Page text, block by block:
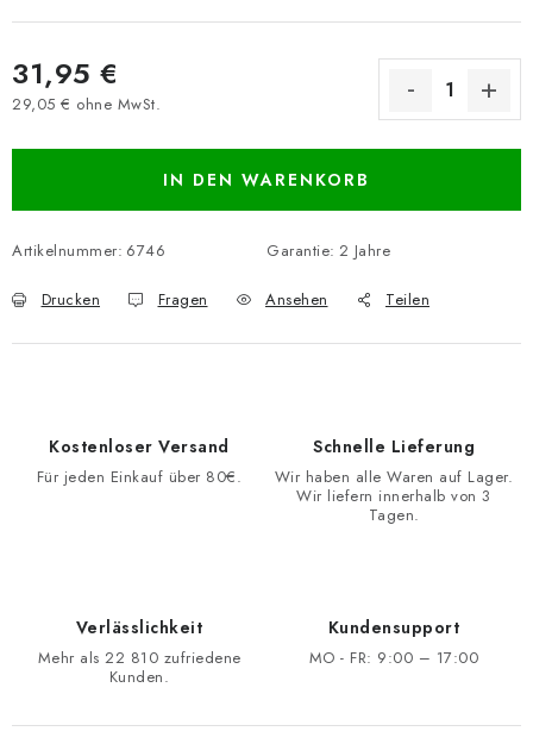
31,95 €
29,05 € ohne MwSt.
IN DEN WARENKORB
Artikelnummer: 6746 Garantie: 2 Jahre
Drucken Fragen Ansehen Teilen
Kostenloser Versand
Für jeden Einkauf über 80€.
Schnelle Lieferung
Wir haben alle Waren auf Lager.
Wir liefern innerhalb von 3
Tagen.
Verlässlichkeit
Mehr als 22 810 zufriedene
Kunden.
Kundensupport
MO - FR: 9:00 – 17:00